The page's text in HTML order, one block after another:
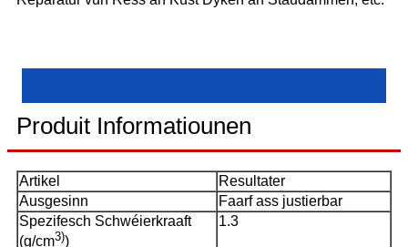
Produit Informatiounen
Artikel
Resultater
Ausgesinn
Faarf ass justierbar
Spezifesch Schwéierkraaft
(g/cm3))
1.3